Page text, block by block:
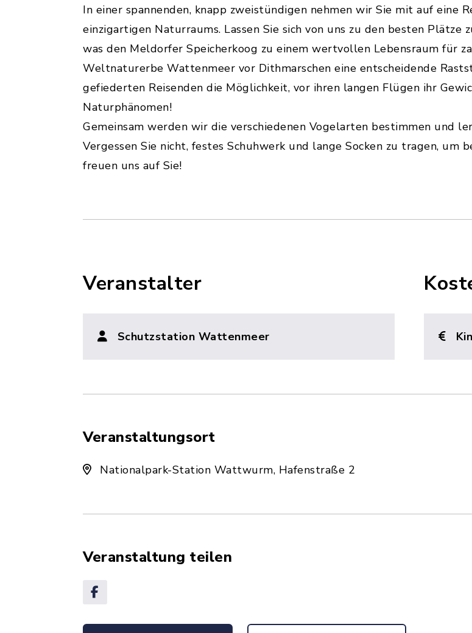
In einer spannenden, knapp zweistündigen nehmen wir Sie mit auf eine
einzigartigen Naturraums. Lassen Sie sich von uns zu den besten
was den Meldorfer Speicherkoog zu einem wertvollen Lebensraum für
Weltnaturerbe Wattenmeer vor Dithmarschen eine entscheidende
gefiederten Reisenden die Möglichkeit, vor ihren langen Flügen ihr
Naturphänomen!
Gemeinsam werden wir die verschiedenen Vogelarten bestimmen und
Vergessen Sie nicht, festes Schuhwerk und lange Socken zu tragen,
freuen uns auf Sie!
Veranstalter
Schutzstation Wattenmeer
Veranstaltungsort
Nationalpark-Station Wattwurm, Hafenstraße 2
Veranstaltung teilen